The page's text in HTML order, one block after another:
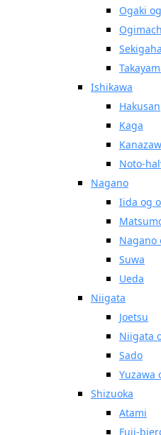
Ogaki
Ishikawa
Hakusan
Kaga
Noto-
Nagano
Iida og
Nagano
Suwa
Ueda
Niigata
Joetsu
Niigata
Sado
Yuzawa
Shizuoka
Atami
Fuji-